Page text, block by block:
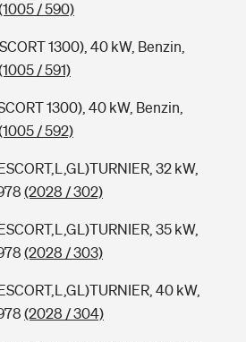
/ 590)
1300), 40 kW, Benzin,
/ 591)
1300), 40 kW, Benzin,
/ 592)
32 kW,
(2028 / 302)
35 kW,
(2028 / 303)
40 kW,
(2028 / 304)